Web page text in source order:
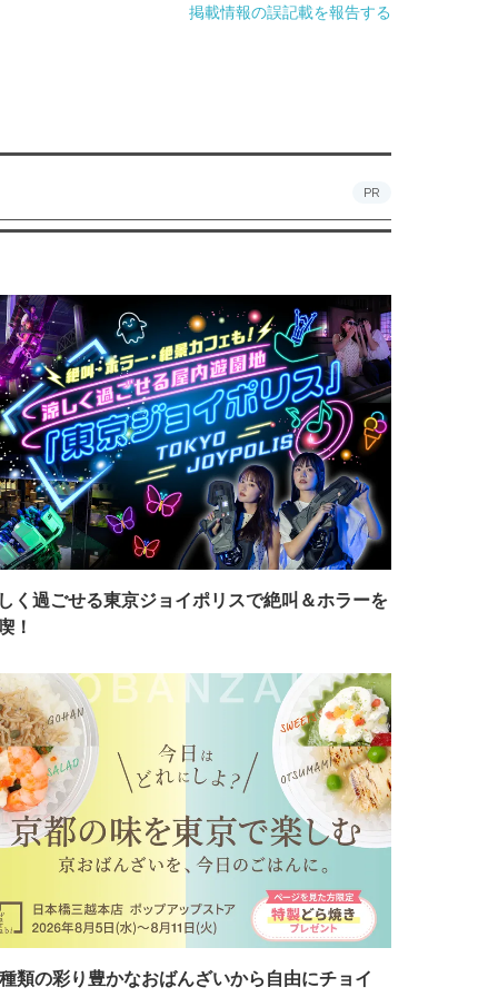
掲載情報の誤記載を報告する
PR
く過ごせる東京ジョイポリスで絶叫＆ホラーを
！
類の彩り豊かなおばんざいから自由にチョイ